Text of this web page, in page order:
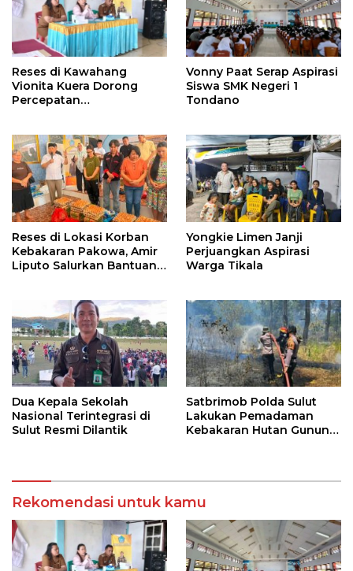
Reses di Kawahang
Vionita Kuera Dorong
Percepatan
Vonny Paat Serap Aspirasi
Siswa SMK Negeri 1
Tondano
Reses di Lokasi Korban
Kebakaran Pakowa, Amir
Liputo Salurkan Bantuan
Yongkie Limen Janji
Perjuangkan Aspirasi
Warga Tikala
Dua Kepala Sekolah
Nasional Terintegrasi di
Sulut Resmi Dilantik
Satbrimob Polda Sulut
Lakukan Pemadaman
Kebakaran Hutan Gunung
Rekomendasi untuk kamu